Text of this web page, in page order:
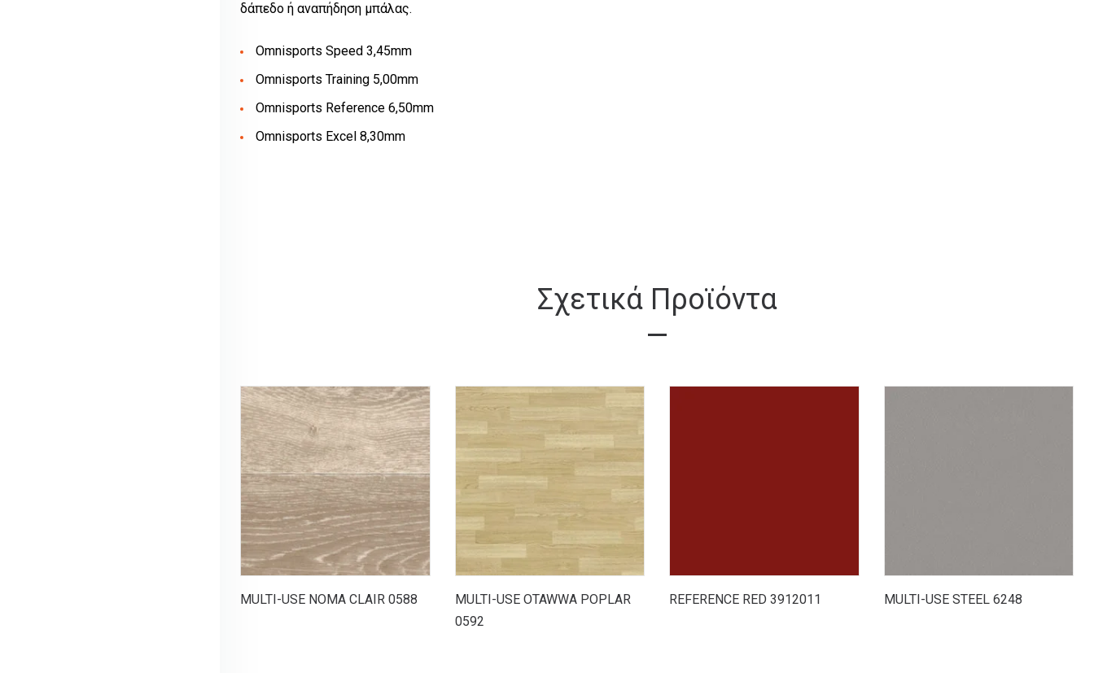
δάπεδο ή αναπήδηση μπάλας.
Omnisports Speed 3,45mm
Omnisports Training 5,00mm
Omnisports Reference 6,50mm
Omnisports Excel 8,30mm
Σχετικά Προϊόντα
MULTI-USE NOMA CLAIR 0588
MULTI-USE OTAWWA POPLAR
0592
REFERENCE RED 3912011 MULTI-USE STEEL 6248